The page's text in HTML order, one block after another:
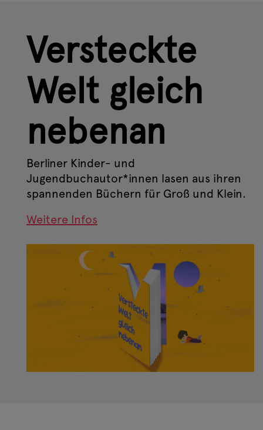
Versteckte
Welt gleich
nebenan
Berliner Kinder- und
Jugendbuchautor*innen lasen aus ihren
spannenden Büchern für Groß und Klein.
Weitere Infos